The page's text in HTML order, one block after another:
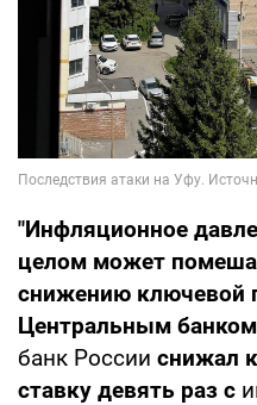
"Инфляционное
целом может
снижению ключевой
Центральным
банк России снижал
ставку девять раз с